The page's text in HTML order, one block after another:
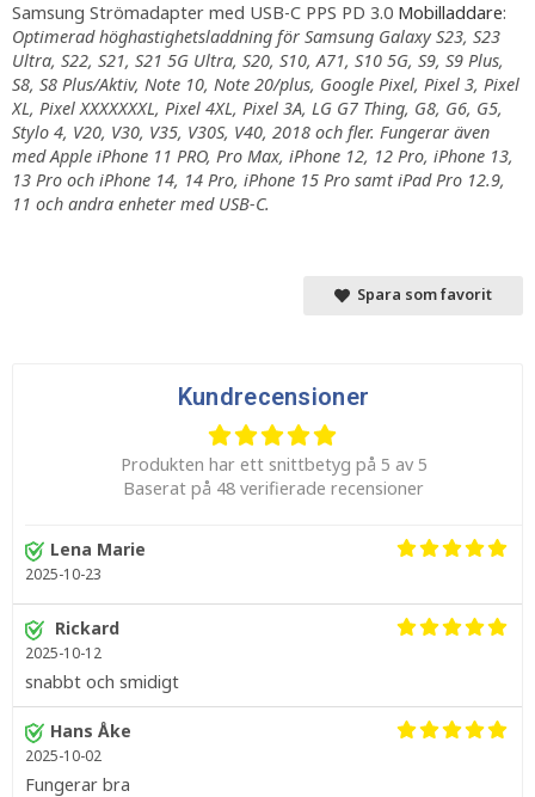
Samsung Strömadapter med USB-C PPS PD 3.0 Mobilladdare:
Optimerad höghastighetsladdning för Samsung Galaxy S23, S23
Ultra, S22, S21, S21 5G Ultra, S20, S10, A71, S10 5G, S9, S9 Plus,
S8, S8 Plus/Aktiv, Note 10, Note 20/plus, Google Pixel, Pixel 3, Pixel
XL, Pixel XXXXXXXL, Pixel 4XL, Pixel 3A, LG G7 Thing, G8, G6, G5,
Stylo 4, V20, V30, V35, V30S, V40, 2018 och fler. Fungerar även
med Apple iPhone 11 PRO, Pro Max, iPhone 12, 12 Pro, iPhone 13,
13 Pro och iPhone 14, 14 Pro, iPhone 15 Pro samt iPad Pro 12.9,
11 och andra enheter med USB-C.
Spara som favorit
Kundrecensioner
Produkten har ett snittbetyg på 5 av 5
Baserat på 48 verifierade recensioner
Lena Marie
2025-10-23
Rickard
2025-10-12
snabbt och smidigt
Hans Åke
2025-10-02
Fungerar bra